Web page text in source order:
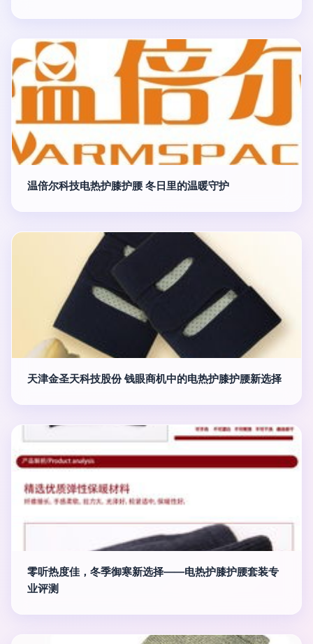
温倍尔科技电热护膝护腰 冬日里的温暖守护
天津金圣天科技股份 钱眼商机中的电热护膝护腰新选择
零听热度佳，冬季御寒新选择——电热护膝护腰套装专
业评测